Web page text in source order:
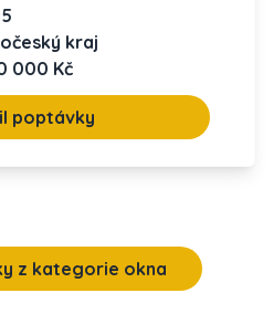
kraj
000 Kč
poptávky
z kategorie okna